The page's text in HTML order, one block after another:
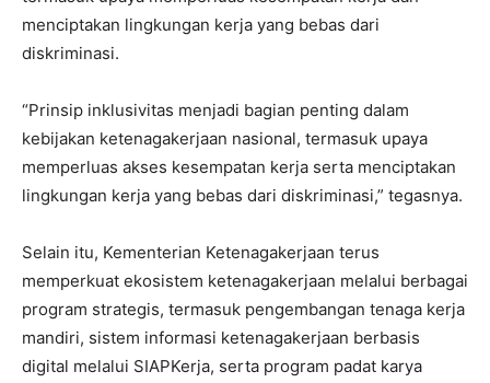
menciptakan lingkungan kerja yang bebas dari
diskriminasi.
“Prinsip inklusivitas menjadi bagian penting dalam
kebijakan ketenagakerjaan nasional, termasuk upaya
memperluas akses kesempatan kerja serta menciptakan
lingkungan kerja yang bebas dari diskriminasi,” tegasnya.
Selain itu, Kementerian Ketenagakerjaan terus
memperkuat ekosistem ketenagakerjaan melalui berbagai
program strategis, termasuk pengembangan tenaga kerja
mandiri, sistem informasi ketenagakerjaan berbasis
digital melalui SIAPKerja, serta program padat karya